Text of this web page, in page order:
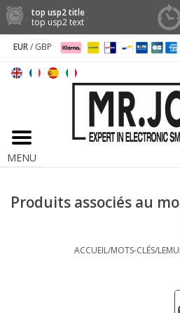
top usp2 title
top usp2 text
EUR/ GBP
MENU
Produits associés au
ACCUEIL/MOTS-CLÉS/